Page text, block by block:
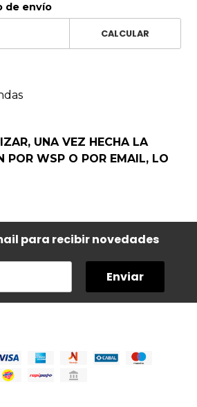
de envío
CALCULAR
UNA VEZ HECHA LA
POR WSP O POR EMAIL, LO
para recibir novedades
Enviar